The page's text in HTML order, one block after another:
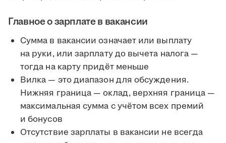
Главное о зарплате в вакансии
Сумма в вакансии означает или выплату
на руки, или зарплату до вычета налога —
тогда на карту придёт меньше
Вилка — это диапазон для обсуждения.
Нижняя граница — оклад, верхняя граница —
максимальная сумма с учётом всех премий
и бонусов
Отсутствие зарплаты в вакансии не всегда